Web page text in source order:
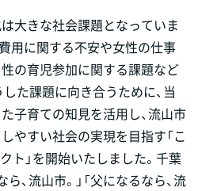
大きな社会課題となっていま
用に関する不安や女性の仕事
の育児参加に関する課題など
た課題に向き合うために、当
子育ての知見を活用し、流山市
やすい社会の実現を目指す「こ
ト」を開始いたしました。千葉
、流山市。」「父になるなら、流